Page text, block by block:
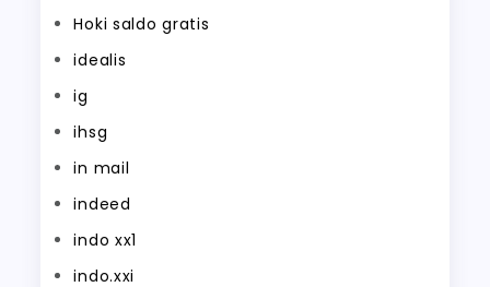
Hoki saldo gratis
idealis
ig
ihsg
in mail
indeed
indo xx1
indo.xxi